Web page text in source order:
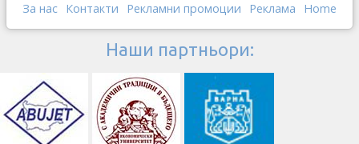
За нас Контакти Рекламни промоции Реклама Home
Наши партньори: